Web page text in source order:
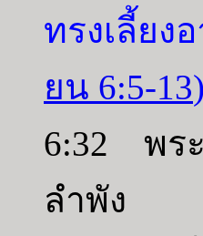
ทรงเลี้ยง
ยน 6:5-13)
6:32 พระ
ลำพัง